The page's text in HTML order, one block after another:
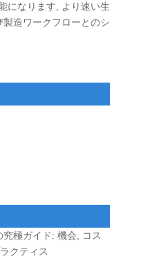
になります, より速い生
造ワークフローとのシ
極ガイド: 機会, コス
クティス